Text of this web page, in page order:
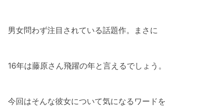
男女問わず注目されている話題作。まさに
16年は藤原さん飛躍の年と言えるでしょう。
今回はそんな彼女について気になるワードを